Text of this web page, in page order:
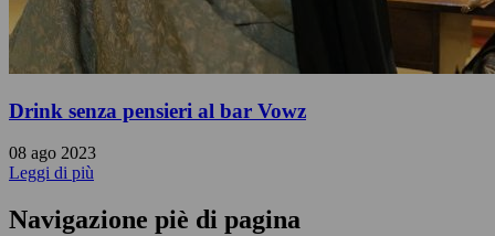
Drink senza pensieri al bar Vowz
08 ago 2023
Leggi di più
Navigazione piè di pagina